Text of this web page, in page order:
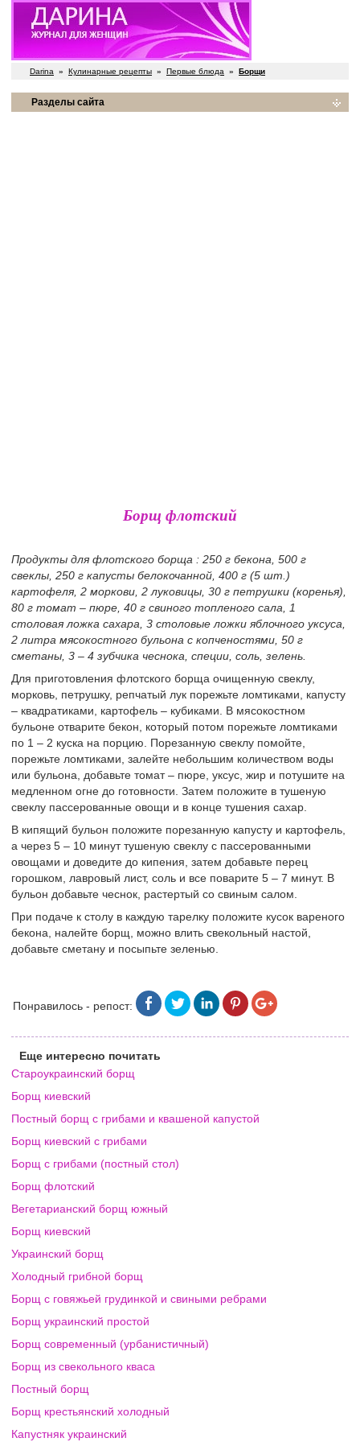
Darina » Кулинарные рецепты » Первые блюда » Борщи
Разделы сайта
Борщ флотский
Продукты для флотского борща : 250 г бекона, 500 г
свеклы, 250 г капусты белокочанной, 400 г (5 шт.)
картофеля, 2 моркови, 2 луковицы, 30 г петрушки (коренья),
80 г томат – пюре, 40 г свиного топленого сала, 1
столовая ложка сахара, 3 столовые ложки яблочного уксуса,
2 литра мясокостного бульона с копченостями, 50 г
сметаны, 3 – 4 зубчика чеснока, специи, соль, зелень.
Для приготовления флотского борща очищенную свеклу,
морковь, петрушку, репчатый лук порежьте ломтиками, капусту
– квадратиками, картофель – кубиками. В мясокостном
бульоне отварите бекон, который потом порежьте ломтиками
по 1 – 2 куска на порцию. Порезанную свеклу помойте,
порежьте ломтиками, залейте небольшим количеством воды
или бульона, добавьте томат – пюре, уксус, жир и потушите на
медленном огне до готовности. Затем положите в тушеную
свеклу пассерованные овощи и в конце тушения сахар.
В кипящий бульон положите порезанную капусту и картофель,
а через 5 – 10 минут тушеную свеклу с пассерованными
овощами и доведите до кипения, затем добавьте перец
горошком, лавровый лист, соль и все поварите 5 – 7 минут. В
бульон добавьте чеснок, растертый со свиным салом.
При подаче к столу в каждую тарелку положите кусок вареного
бекона, налейте борщ, можно влить свекольный настой,
добавьте сметану и посыпьте зеленью.
Понравилось - репост:
Еще интересно почитать
Староукраинский борщ
Борщ киевский
Постный борщ с грибами и квашеной капустой
Борщ киевский с грибами
Борщ с грибами (постный стол)
Борщ флотский
Вегетарианский борщ южный
Борщ киевский
Украинский борщ
Холодный грибной борщ
Борщ с говяжьей грудинкой и свиными ребрами
Борщ украинский простой
Борщ современный (урбанистичный)
Борщ из свекольного кваса
Постный борщ
Борщ крестьянский холодный
Капустняк украинский